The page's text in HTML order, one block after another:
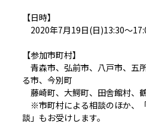
【日時】
2020年7月19日(日)13:30～
【参加市町村】
青森市、弘前市、八戸市、五
る市、今別町
藤崎町、大鰐町、田舎館村、
※市町村による相談のほか、
談」もお受けします。